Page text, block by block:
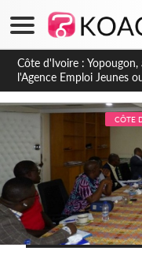
Côte d'Ivoire : CHU de
contractuels obtiennent
arriérés du SMIG 2023
CÔTE